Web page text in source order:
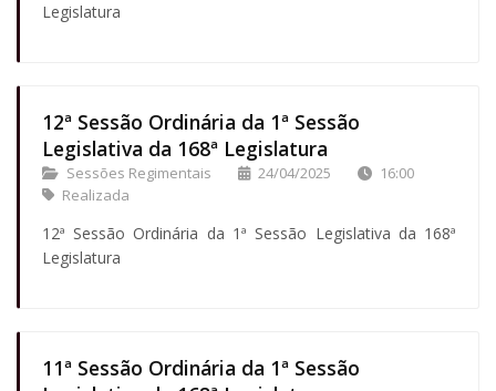
Legislatura
12ª Sessão Ordinária da 1ª Sessão
Legislativa da 168ª Legislatura
Sessões Regimentais 24/04/2025
16:00
Realizada
12ª Sessão Ordinária da 1ª Sessão Legislativa da 168ª
Legislatura
11ª Sessão Ordinária da 1ª Sessão